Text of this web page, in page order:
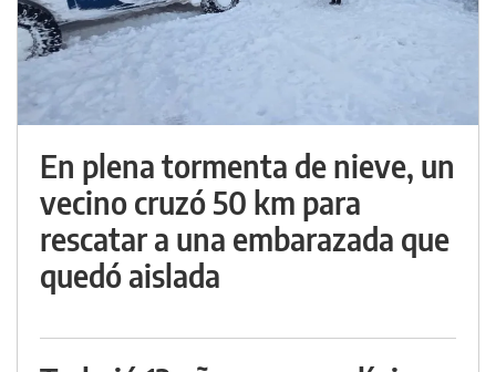
En plena tormenta de nieve, un
vecino cruzó 50 km para
rescatar a una embarazada que
quedó aislada